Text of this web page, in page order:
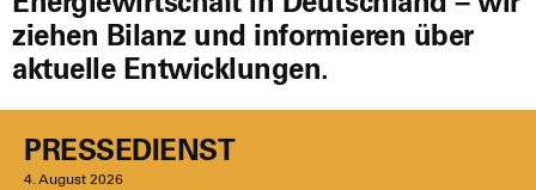
ziehen Bilanz und informieren über
aktuelle Entwicklungen.
PRESSEDIENST
4. August 2026